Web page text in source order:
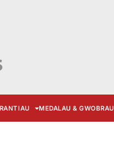
MEDALAU & GWOBRAU